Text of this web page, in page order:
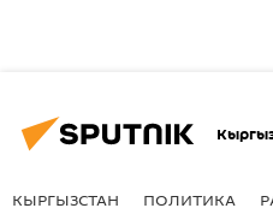
КЫРГЫЗСТАН ПОЛИТИКА